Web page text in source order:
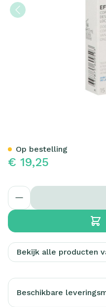
€ 19,25
Aantal
Op bestelling
Bekijk alle producten
Beschikbare